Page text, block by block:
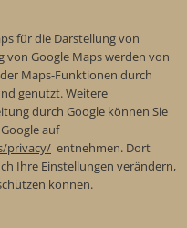
für die Darstellung von
Google Maps werden von
Maps-Funktionen durch
genutzt. Weitere
durch Google können Sie
auf
privacy/ entnehmen. Dort
Ihre Einstellungen verändern,
können.